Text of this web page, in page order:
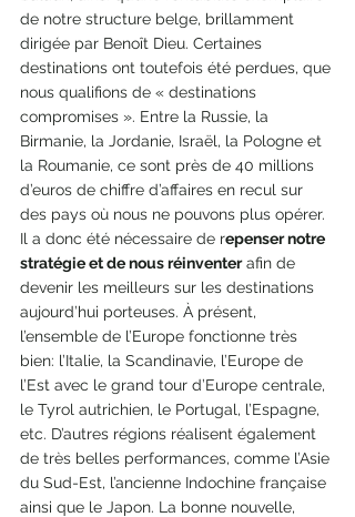
de notre structure belge, brillamment
dirigée par Benoît Dieu. Certaines
destinations ont toutefois été perdues, que
nous qualifions de « destinations
compromises ». Entre la Russie, la
Birmanie, la Jordanie, Israël, la Pologne et
la Roumanie, ce sont près de 40 millions
d’euros de chiffre d’affaires en recul sur
des pays où nous ne pouvons plus opérer.
Il a donc été nécessaire de repenser notre
stratégie et de nous réinventer afin de
devenir les meilleurs sur les destinations
aujourd’hui porteuses. À présent,
l’ensemble de l’Europe fonctionne très
bien: l’Italie, la Scandinavie, l’Europe de
l’Est avec le grand tour d’Europe centrale,
le Tyrol autrichien, le Portugal, l’Espagne,
etc. D’autres régions réalisent également
de très belles performances, comme l’Asie
du Sud-Est, l’ancienne Indochine française
ainsi que le Japon. La bonne nouvelle,